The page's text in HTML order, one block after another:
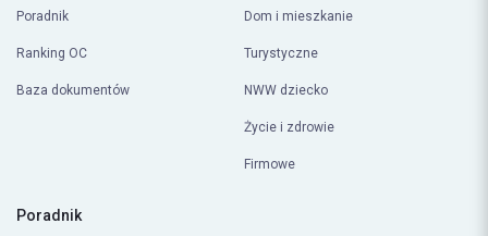
Baza dokumentów NWW dziecko
Firmowe